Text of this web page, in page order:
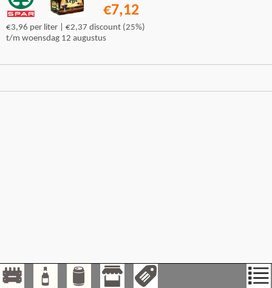
€7,12
€3,96 per liter | €2,37 discount (25%)
t/m woensdag 12 augustus